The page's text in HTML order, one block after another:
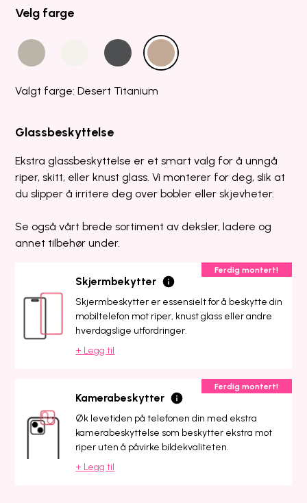
Velg farge
Valgt farge: Desert Titanium
Glassbeskyttelse
Ekstra glassbeskyttelse er et smart valg for å unngå
riper, skitt, eller knust glass. Vi monterer for deg, slik at
du slipper å irritere deg over bobler eller skjevheter.
Se også vårt brede sortiment av deksler, ladere og
annet tilbehør under.
Skjermbekytter
Skjermbeskytter er essensielt for å beskytte din
mobiltelefon mot riper, knust glass eller andre
hverdagslige utfordringer.
Ferdig montert!
+ Legg til
Kamerabeskytter
Øk levetiden på telefonen din med ekstra
kamerabeskyttelse som beskytter ekstra mot
riper uten å påvirke bildekvaliteten.
Ferdig montert!
+ Legg til